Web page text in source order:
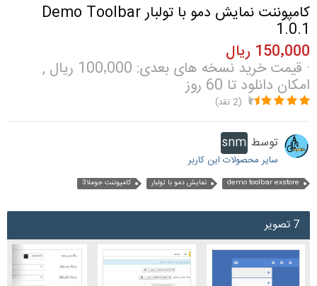
کامپوننت نمایش دمو با تولبار Demo Toolbar
1.0.1
150٬000 ریال
· قیمت خرید نسخه های بعدی: 100٬000 ریال ,
امکان دانلود تا 60 روز
(2 نقد)
توسط snm
سایر محصولات این کاربر
demo toolbar exstore نمایش دمو با تولبار کامپوننت جوملا3
7 تصویر